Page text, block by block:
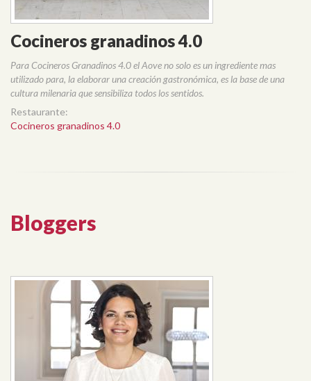
Cocineros granadinos 4.0
Para Cocineros Granadinos 4.0 el Aove no solo es un ingrediente mas
utilizado para, la elaborar una creación gastronómica, es la base de una
cultura milenaria que sensibiliza todos los sentidos.
Restaurante:
Cocineros granadinos 4.0
Bloggers